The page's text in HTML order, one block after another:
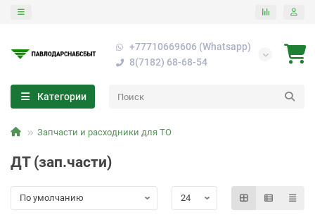
+77710669606 (Whatsapp)
8(7182) 68-68-54
Категории
Запчасти и расходники для ТО
ДТ (зап.части)